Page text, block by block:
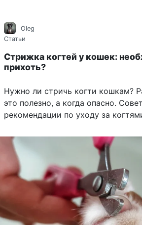
Oleg
Статьи
Стрижка когтей у кошек:
прихоть?
Нужно ли стричь когти кошкам?
это полезно, а когда опасно.
рекомендации по уходу за